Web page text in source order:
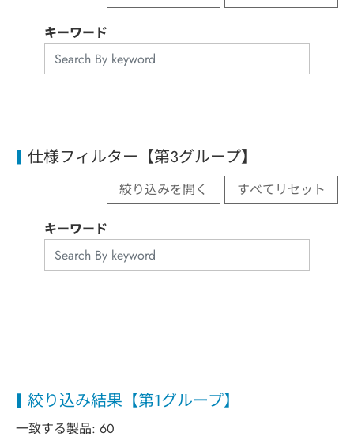
キーワード
仕様フィルター【第3グループ】
絞り込みを開く すべてリセット
キーワード
絞り込み結果【第1グループ】
一致する製品: 60